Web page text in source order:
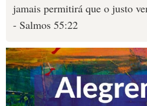
jamais permitirá que o justo
- Salmos 55:22